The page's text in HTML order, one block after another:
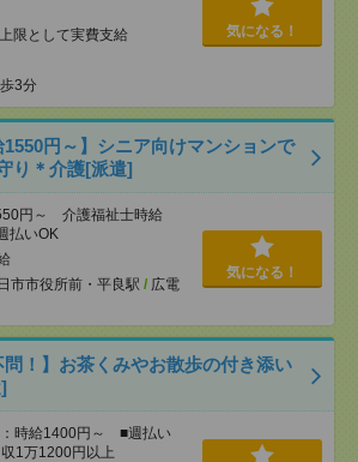
限として実費支給
3分
気になる！
1550円～】シニア向けマンションで
り＊介護[派遣]
円～ 介護福祉士時給
払いOK
市市役所前・平良駅 / 広電
気になる！
問！】お茶くみやお散歩の付き添い
時給1400円～ ■週払い
1万1200円以上